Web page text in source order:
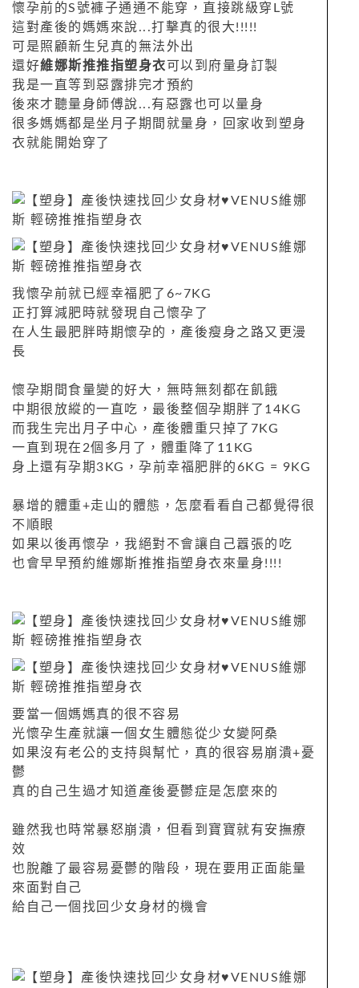
懷孕前的S號褲子通通不能穿，直接跳級穿L號
這對產後的媽媽來說...打擊真的很大!!!!!
可是照顧新生兒真的無法外出
還好維娜斯推推指塑身衣 可以到府量身訂製
我是一直等到惡露排完才預約
後來才聽量身師傅說...有惡露也可以量身
很多媽媽都是坐月子期間就量身，回家收到塑身
衣就能開始穿了
我懷孕前就已經幸福肥了6~7KG
正打算減肥時就發現自己懷孕了
在人生最肥胖時期懷孕的，產後瘦身之路又更漫
長
懷孕期間食量變的好大，無時無刻都在飢餓
中期很放縱的一直吃，最後整個孕期胖了14KG
而我生完出月子中心，產後體重只掉了7KG
一直到現在2個多月了，體重降了11KG
身上還有孕期3KG，孕前幸福肥胖的6KG = 9KG
暴增的體重+走山的體態，怎麼看看自己都覺得很
不順眼
如果以後再懷孕，我絕對不會讓自己囂張的吃
也會早早預約維娜斯推推指塑身衣來量身!!!!
要當一個媽媽真的很不容易
光懷孕生產就讓一個女生體態從少女變阿桑
如果沒有老公的支持與幫忙，真的很容易崩潰+憂
鬱
真的自己生過才知道產後憂鬱症是怎麼來的
雖然我也時常暴怒崩潰，但看到寶寶就有安撫療
效
也脫離了最容易憂鬱的階段，現在要用正面能量
來面對自己
給自己一個找回少女身材的機會